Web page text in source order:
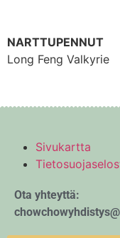
NARTTUPENNUT
Long Feng Valkyrie
Sivukartta
Ota yhteyttä: